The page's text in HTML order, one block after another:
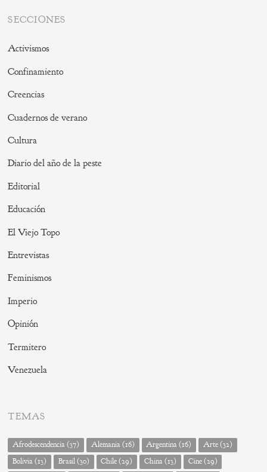
SECCIONES
Activismos
Confinamiento
Creencias
Cuadernos de verano
Cultura
Diario del año de la peste
Editorial
Educación
El Viejo Topo
Entrevistas
Feminismos
Imperio
Opinión
Termitero
Venezuela
TEMAS
Afrodescendencia(37) Alemania(16) Argentina(16) Arte(32)
Bolivia(13) Brasil(30) Chile(29) China(13) Cine(29)